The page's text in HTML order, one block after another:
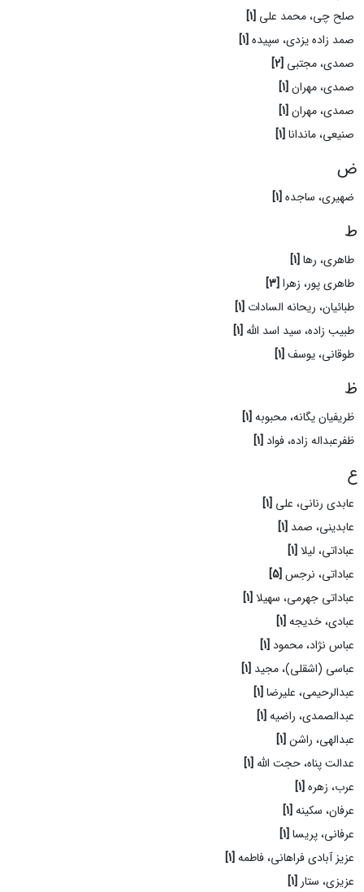
صلح چی، محمد علی [1]
صمد زاده یزدی، سپیده [1]
صمدی، مجتبی [2]
صمدی، مهران [1]
صمدی، مهران [1]
صنیعی، ماندانا [1]
ض
ضهیری، ساجده [1]
ط
طاهری، رها [1]
طاهری پور، زهرا [3]
طبائیان، ریحانه السادات [1]
طبیب زاده، سید اسد الله [1]
طوقانی، یوسف [1]
ظ
ظریفیان یگانه، محبوبه [1]
ظفرعبداله زاده، فواد [1]
ع
عابدی رنانی، علی [1]
عابدینی، صمد [1]
عباداتی، لیلا [1]
عباداتی، نرجس [5]
عباداتی جهرمی، سهیلا [1]
عبادی، خدیجه [1]
عباس نژاد، محمود [1]
عباسی (اشقلی)، مجید [1]
عبدالرحیمی، علیرضا [1]
عبدالصمدی، راضیه [1]
عبدالهی، راشن [1]
عدالت پناه، حجت الله [1]
عرب، زهره [1]
عرفان، سکینه [1]
عرفانی، پریسا [1]
عزیز آبادی فراهانی، فاطمه [1]
عزیزی، ستار [1]